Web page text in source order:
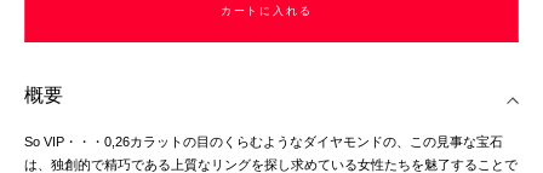
カートに入れる
カートに入れる
概要
So VIP・・・0,26カラットの目のくらむようなダイヤモンドの、この見事な宝石
は、独創的で精巧である上質なリングを探し求めている女性たちを魅了することで